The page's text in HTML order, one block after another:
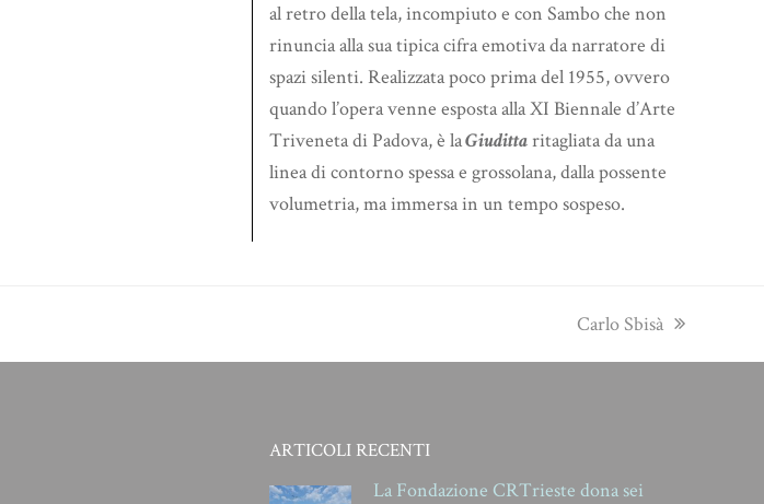
al retro della tela, incompiuto e con Sambo che non
rinuncia alla sua tipica cifra emotiva da narratore di
spazi silenti. Realizzata poco prima del 1955, ovvero
quando l’opera venne esposta alla XI Biennale d’Arte
Triveneta di Padova, è laGiudittaritagliata da una
linea di contorno spessa e grossolana, dalla possente
volumetria, ma immersa in un tempo sospeso.
next
Carlo Sbisà
ARTICOLI RECENTI
La Fondazione CRTrieste dona sei